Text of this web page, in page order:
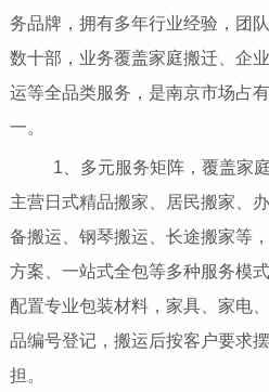
务品牌，拥有多年行业经验，团
数十部，业务覆盖家庭搬迁、企
运等全品类服务，是南京市场占
一。
1、多元服务矩阵，覆盖家庭
主营日式精品搬家、居民搬家、
备搬运、钢琴搬运、长途搬家等
方案、一站式全包等多种服务模
配置专业包装材料，家具、家电
品编号登记，搬运后按客户要求
担。